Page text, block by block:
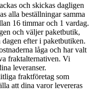
och skickas dagligen
alla beställningar samma
16 timmar och 1 vardag.
och väljer paketbutik,
efter i paketbutiken.
låga och har valt
fraktalternativen. Vi
leveranser.
fraktföretag som
att dina varor levereras